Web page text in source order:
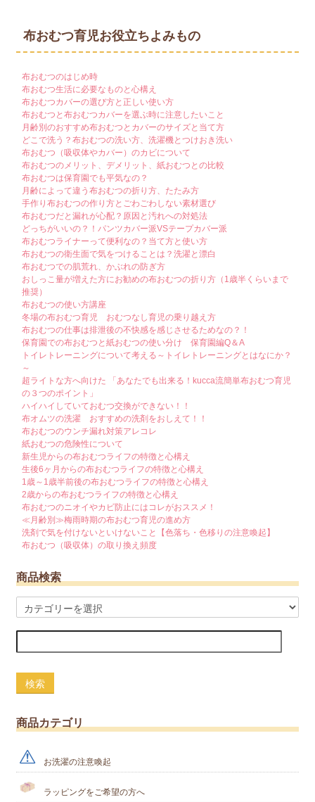
布おむつ育児お役立ちよみもの
布おむつのはじめ時
布おむつ生活に必要なものと心構え
布おむつカバーの選び方と正しい使い方
布おむつと布おむつカバーを選ぶ時に注意したいこと
月齢別のおすすめ布おむつとカバーのサイズと当て方
どこで洗う？布おむつの洗い方、洗濯機とつけおき洗い
布おむつ（吸収体やカバー）のカビについて
布おむつのメリット、デメリット、紙おむつとの比較
布おむつは保育園でも平気なの？
月齢によって違う布おむつの折り方、たたみ方
手作り布おむつの作り方とごわごわしない素材選び
布おむつだと漏れが心配？原因と汚れへの対処法
どっちがいいの？！パンツカバー派VSテープカバー派
布おむつライナーって便利なの？当て方と使い方
布おむつの衛生面で気をつけることは？洗濯と漂白
布おむつでの肌荒れ、かぶれの防ぎ方
おしっこ量が増えた方にお勧めの布おむつの折り方（1歳半くらいまで
推奨）
布おむつの使い方講座
冬場の布おむつ育児 おむつなし育児の乗り越え方
布おむつの仕事は排泄後の不快感を感じさせるためなの？！
保育園での布おむつと紙おむつの使い分け 保育園編Q＆A
トイレトレーニングについて考える～トイレトレーニングとはなにか？
～
超ライトな方へ向けた 「あなたでも出来る！kucca流簡単布おむつ育児
の３つのポイント」
ハイハイしていておむつ交換ができない！！
布オムツの洗濯 おすすめの洗剤をおしえて！！
布おむつのウンチ漏れ対策アレコレ
紙おむつの危険性について
新生児からの布おむつライフの特徴と心構え
生後6ヶ月からの布おむつライフの特徴と心構え
1歳～1歳半前後の布おむつライフの特徴と心構え
2歳からの布おむつライフの特徴と心構え
布おむつのニオイやカビ防止にはコレがおススメ！
≪月齢別≫梅雨時期の布おむつ育児の進め方
洗剤で気を付けないといけないこと【色落ち・色移りの注意喚起】
布おむつ（吸収体）の取り換え頻度
商品検索
検索
商品カテゴリ
お洗濯の注意喚起
ラッピングをご希望の方へ